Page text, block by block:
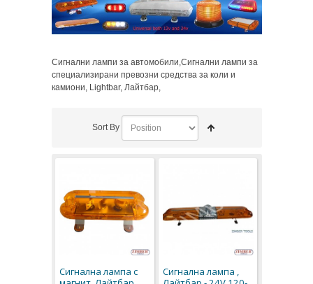
Сигнални лампи за автомобили,Сигнални лампи за
специализирани превозни средства за коли и
камиони, Lightbar, Лайтбар,
Sort By
Сигнална лампа с
Сигнална лампа ,